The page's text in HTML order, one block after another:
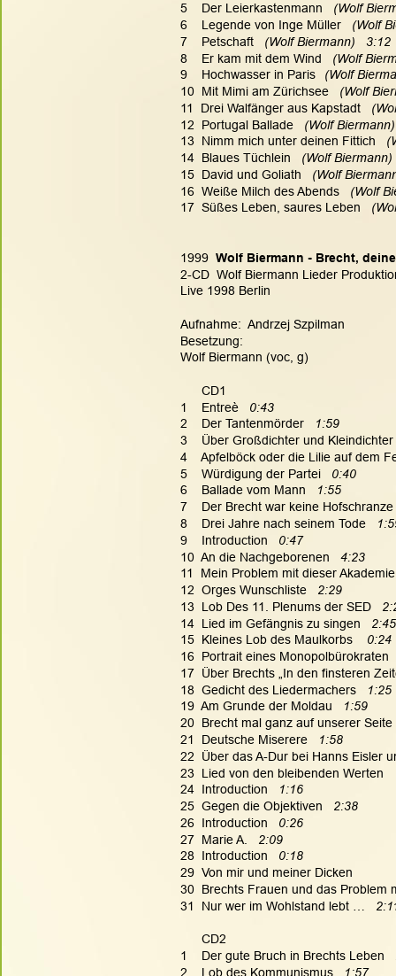
5    Der Leierkastenmann
(Wolf
6    Legende von Inge Müller
(Wolf
7    Petschaft
   (Wolf Biermann)   3:12
8    Er kam mit dem Wind
(Wolf
9    Hochwasser in Paris
(Wolf
10  Mit Mimi am Zürichsee
(Wolf
11  Drei Walfänger aus Kapstadt
12  Portugal Ballade
(Wolf Biermann)
13  Nimm mich unter deinen Fittich
14  Blaues Tüchlein
(Wolf Biermann)
15  David und Goliath
(Wolf
16  Weiße Milch des Abends
(Wolf
17  Süßes Leben, saures Leben
1999 Wolf Biermann - Brecht,
2-CD  Wolf Biermann Lieder
Live 1998 Berlin
Aufnahme:  Andrzej Szpilman
Besetzung:
Wolf Biermann (voc, g)
      CD1
1    Entreè 0:43
2    Der Tantenmörder
   1:59
3    Über Großdichter und
4    Apfelböck oder die Lilie auf dem
5    Würdigung der Partei 0:40
6    Ballade vom Mann
  1:55
7    Der Brecht war keine
8    Drei Jahre nach seinem Tode
9    Introduction 0:47
10  An die Nachgeborenen
4:23
11  Mein Problem mit dieser
12  Orges Wunschliste 2:29
13  Lob Des 11. Plenums der SED
14  Lied im Gefängnis zu singen 2:45
15  Kleines Lob des Maulkorbs
   0:24
16  Portrait eines
17  Über Brechts „In den finsteren
18  Gedicht des Liedermachers
1:25
19  Am Grunde der Moldau
1:59
20  Brecht mal ganz auf unserer
21  Deutsche Miserere
1:58
22  Über das A-Dur bei Hanns Eisler
23  Lied von den bleibenden Werten
24  Introduction
1:16
25  Gegen die Objektiven
2:38
26  Introduction 0:26
27  Marie A.
2:09
28  Introduction 0:18
29  Von mir und meiner Dicken
30  Brechts Frauen und das
31  Nur wer im Wohlstand lebt …
      CD2
1    Der gute Bruch in Brechts Leben
2    Lob des Kommunismus
1:57